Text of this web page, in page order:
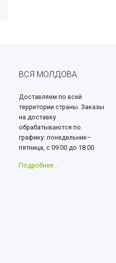
ВСЯ МОЛДОВА
Доставляем по всей
территории страны. Заказы
на доставку
обрабатываются по
графику: понедельник–
пятница, с 09:00 до 18:00
Подробнее...